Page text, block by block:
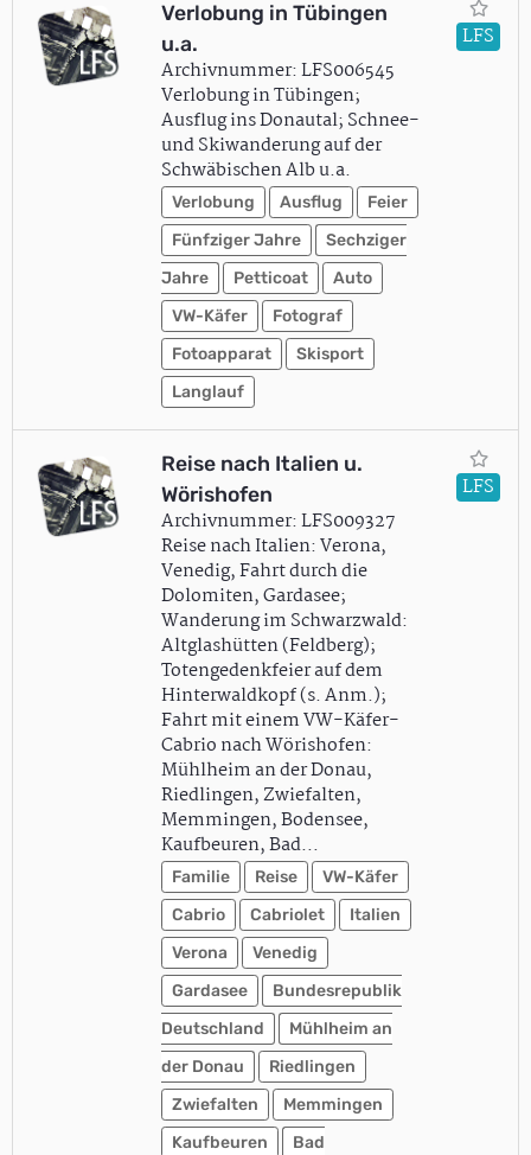
Verlobung in Tübingen
u.a.
Archivnummer: LFS006545
Verlobung in Tübingen;
Ausflug ins Donautal; Schnee-
und Skiwanderung auf der
Schwäbischen Alb u.a.
Verlobung Ausflug
Feier
Fünfziger Jahre
Sechziger
Jahre
Petticoat
Auto
VW-Käfer
Fotograf
Fotoapparat
Skisport
Langlauf
LFS
Reise nach Italien u.
Wörishofen
Archivnummer: LFS009327
Reise nach Italien: Verona,
Venedig, Fahrt durch die
Dolomiten, Gardasee;
Wanderung im Schwarzwald:
Altglashütten (Feldberg);
Totengedenkfeier auf dem
Hinterwaldkopf (s. Anm.);
Fahrt mit einem VW-Käfer-
Cabrio nach Wörishofen:
Mühlheim an der Donau,
Riedlingen, Zwiefalten,
Memmingen, Bodensee,
Kaufbeuren, Bad…
Familie Reise
VW-Käfer
Cabrio
Cabriolet
Italien
Verona
Venedig
Gardasee
Bundesrepublik
Deutschland
Mühlheim an
der Donau
Riedlingen
Zwiefalten
Memmingen
Kaufbeuren
Bad
LFS